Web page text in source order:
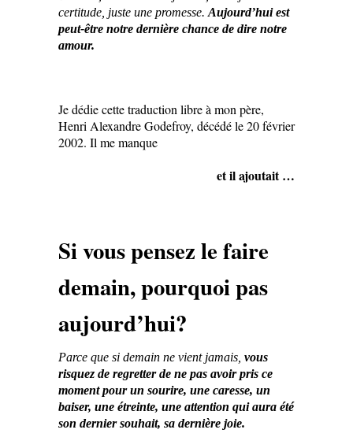
certitude, juste une promesse. Aujourd’hui est
peut-être notre dernière chance de dire notre
amour.
Je dédie cette traduction libre à mon père,
Henri Alexandre Godefroy, décédé le 20 février
2002. Il me manque
et il ajoutait …
Si vous pensez le faire
demain, pourquoi pas
aujourd’hui?
Parce que si demain ne vient jamais, vous
risquez de regretter de ne pas avoir pris ce
moment pour un sourire, une caresse, un
baiser, une étreinte, une attention qui aura été
son dernier souhait, sa dernière joie.